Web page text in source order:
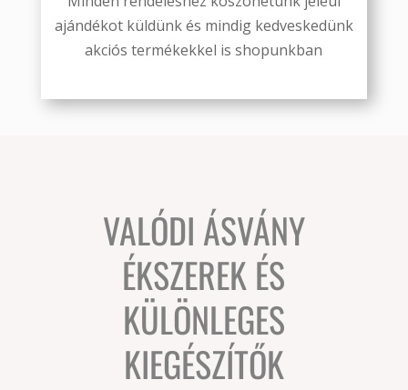
ajándékot küldünk és mindig kedveskedünk
akciós termékekkel is shopunkban
VALÓDI ÁSVÁNY
ÉKSZEREK ÉS
KÜLÖNLEGES
KIEGÉSZÍTŐK